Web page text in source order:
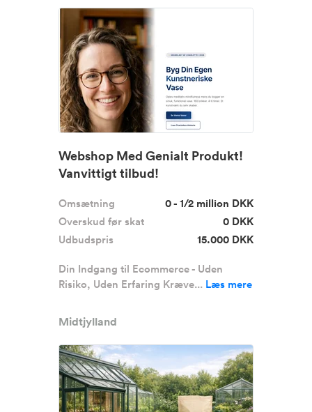
Webshop Med Genialt Produkt!
Vanvittigt tilbud!
Omsætning
0 - 1/2 million DKK
Overskud før skat
0 DKK
Udbudspris
15.000 DKK
Din Indgang til Ecommerce - Uden
Risiko, Uden Erfaring Kræve... Læs mere
Midtjylland